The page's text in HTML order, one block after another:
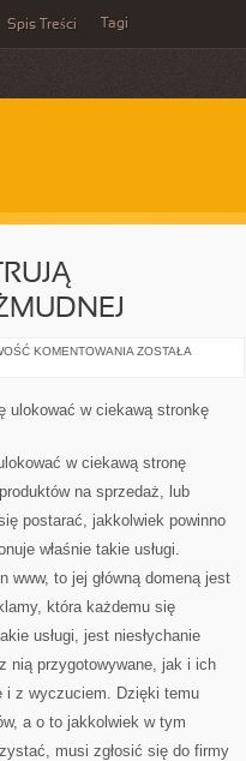
Spis Treści Tagi
KOMENTOWANIA LUDZIE
MOŻLIWOŚCI
PRZENIESIENIA
ZOSTAŁA
ulokować w ciekawą stronkę
w ciekawą stronę
na sprzedaż, lub
postarać, jakkolwiek powinno
właśnie takie usługi.
www, to jej główną domeną jest
która każdemu się
usługi, jest niesłychanie
nią przygotowywane, jak i ich
i z wyczuciem. Dzięki temu
a o to jakkolwiek w tym
musi zgłosić się do firmy